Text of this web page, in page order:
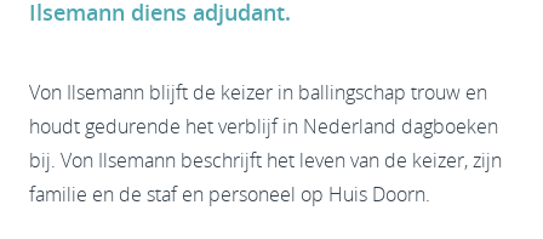
Ilsemann diens adjudant.
Von Ilsemann blijft de keizer in ballingschap trouw en
houdt gedurende het verblijf in Nederland dagboeken
bij. Von Ilsemann beschrijft het leven van de keizer, zijn
familie en de staf en personeel op Huis Doorn.